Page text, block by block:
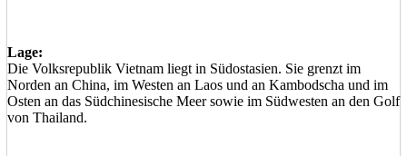
Lage:
Die Volksrepublik Vietnam liegt in Südostasien. Sie grenzt im
Norden an China, im Westen an Laos und an Kambodscha und im
Osten an das Südchinesische Meer sowie im Südwesten an den Golf
von Thailand.